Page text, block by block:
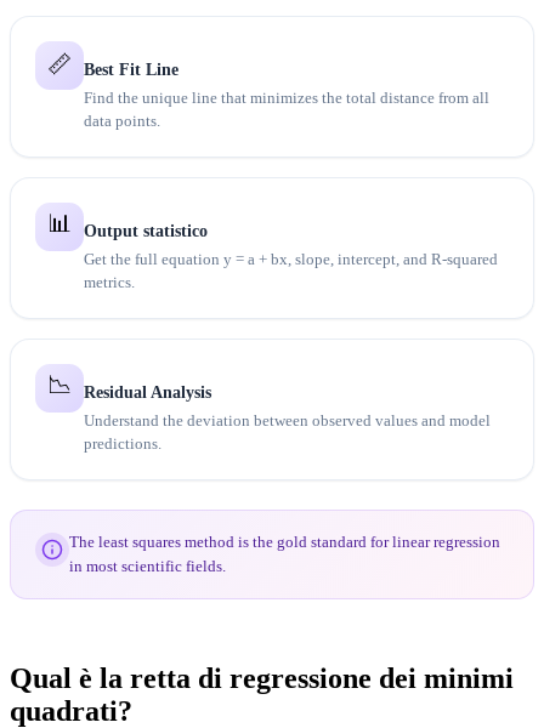
📏
Best Fit Line
Find the unique line that minimizes the total distance from all
data points.
📊
Output statistico
Get the full equation y = a + bx, slope, intercept, and R-squared
metrics.
📉
Residual Analysis
Understand the deviation between observed values and model
predictions.
The least squares method is the gold standard for linear regression
in most scientific fields.
Qual è la retta di regressione dei minimi
quadrati?